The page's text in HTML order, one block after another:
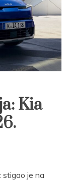
Kia
stigao je na